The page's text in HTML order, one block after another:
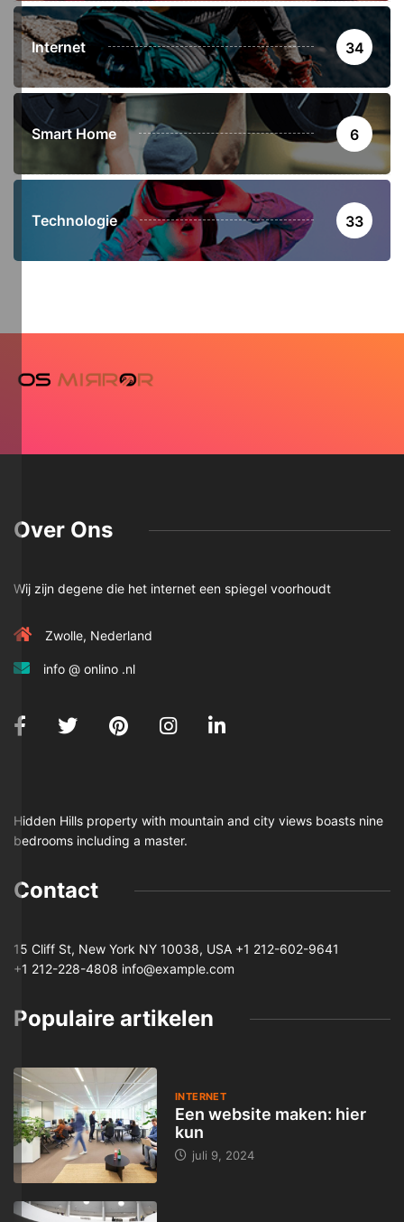
Internet 34
Smart Home 6
Technologie 33
Over Ons
Wij zijn degene die het internet een spiegel voorhoudt
Zwolle, Nederland
info @ onlino .nl
Hidden Hills property with mountain and city views boasts nine
bedrooms including a master.
Contact
15 Cliff St, New York NY 10038, USA +1 212-602-9641
+1 212-228-4808 info@example.com
Populaire artikelen
INTERNET
Een website maken: hier
kun
juli 9, 2024